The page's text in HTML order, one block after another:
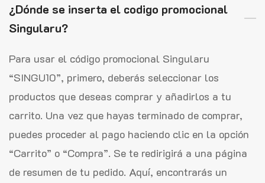
¿Dónde se inserta el codigo promocional
Singularu?
Para usar el código promocional Singularu
“SINGU10”, primero, deberás seleccionar los
productos que deseas comprar y añadirlos a tu
carrito. Una vez que hayas terminado de comprar,
puedes proceder al pago haciendo clic en la opción
“Carrito” o “Compra”. Se te redirigirá a una página
de resumen de tu pedido. Aquí, encontrarás un